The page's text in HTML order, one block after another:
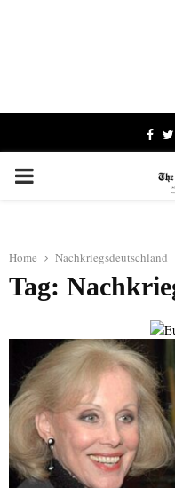
PRIMARY
Home Nachkriegsdeutschland
Tag: